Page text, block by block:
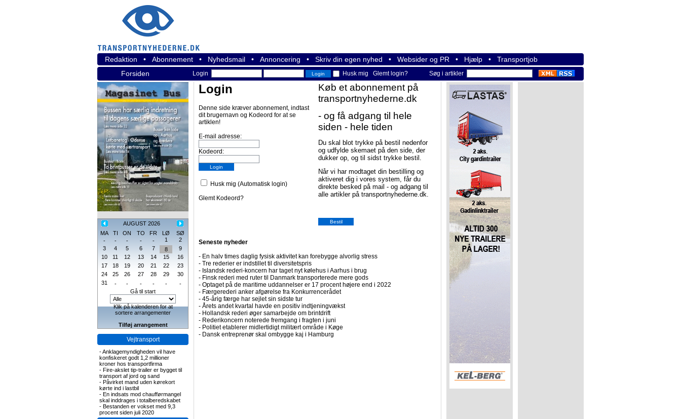
Redaktion • Abonnement • Nyhedsmail • Annoncering • Skriv din egen nyhed • Websider og PR • Hjælp • Transportjob
Forsiden
Login Husk mig Glemt login? Søg i artikler
AUGUST 2026
MA
TI ON TO FR LØ
SØ
-
- - - - 1
2
3
4 5 6 7 8
9
10
11 12 13 14 15
16
17
18 19 20 21 22
23
24
25 26 27 28 29
30
31
- - - - -
-
Gå til start
Klik på kalenderen for at
sortere arrangementer
Tilføj arrangement
Vejtransport
-Anklagemyndigheden vil have
konfiskeret godt 1,2 millioner
kroner hos transportfirma
- Fire-akslet tip-trailer er bygget til
transport af jord og sand
- Påvirket mand uden kørekort
kørte ind i lastbil
- En indsats mod chaufførmangel
skal inddrages i totalberedskabet
- Bestanden er vokset med 9,3
procent siden juli 2020
Login
Denne side kræver abonnement, indtast
dit brugernavn og Kodeord for at se
artiklen!
E-mail adresse:
Kodeord:
Husk mig (Automatisk login)
Glemt Kodeord?
Køb et abonnement på
transportnyhederne.dk
- og få adgang til hele
siden - hele tiden
Du skal blot trykke på bestil nedenfor
og udfylde skemaet på den side, der
dukker op, og til sidst trykke bestil.
Når vi har modtaget din bestilling og
aktiveret dig i vores system, får du
direkte besked på mail - og adgang til
alle artikler på transportnyhederne.dk.
Seneste nyheder
- En halv times daglig fysisk aktivitet kan forebygge alvorlig stress
- Tre rederier er indstillet til diversitetspris
- Islandsk rederi-koncern har taget nyt kølehus i Aarhus i brug
- Finsk rederi med ruter til Danmark transporterede mere gods
- Optaget på de maritime uddannelser er 17 procent højere end i 2022
- Færgerederi anker afgørelse fra Konkurrencerådet
- 45-årig færge har sejlet sin sidste tur
- Årets andet kvartal havde en positiv indtjeningvækst
- Hollandsk rederi øger samarbejde om brintdrift
- Rederikoncern noterede fremgang i fragten i juni
- Politiet etablerer midlertidigt militært område i Køge
- Dansk entreprenør skal ombygge kaj i Hamburg